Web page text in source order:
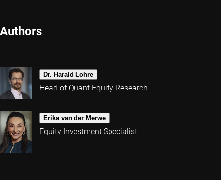
Authors
Dr. Harald Lohre
Head of Quant Equity Research
Erika van der Merwe
Equity Investment Specialist